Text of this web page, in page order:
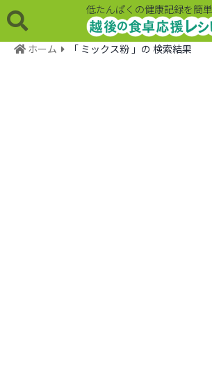
低たんぱくの健康記録を簡
ホーム 「 ミックス粉 」の 検索結果